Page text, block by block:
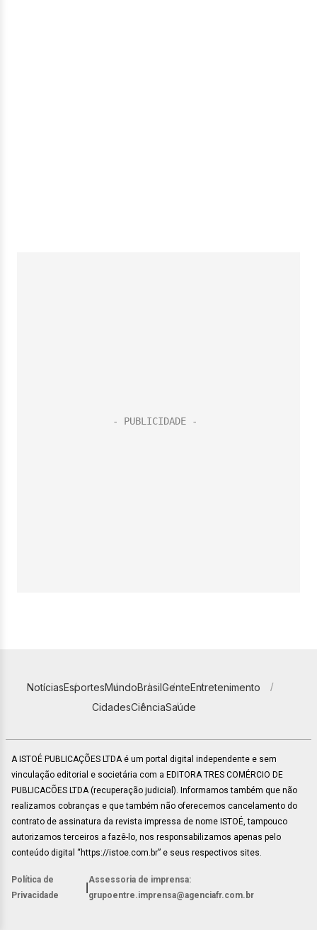
NotíciasEsportesMundoBrasilGenteEntretenimento
CidadesCiênciaSaúde
A ISTOÉ PUBLICAÇÕES LTDA é um portal digital independente e sem
vinculação editorial e societária com a EDITORA TRES COMÉRCIO DE
PUBLICACÕES LTDA (recuperação judicial). Informamos também que não
realizamos cobranças e que também não oferecemos cancelamento do
contrato de assinatura da revista impressa de nome ISTOÉ, tampouco
autorizamos terceiros a fazê-lo, nos responsabilizamos apenas pelo
conteúdo digital “https://istoe.com.br” e seus respectivos sites.
Política de
Privacidade
Assessoria de imprensa:
grupoentre.imprensa@agenciafr.com.br